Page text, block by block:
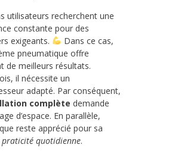
utilisateurs recherchent une
constante pour des
exigeants.
Dans ce cas,
pneumatique offre
de meilleurs résultats.
il nécessite un
adapté. Par conséquent,
complète demande
d’espace. En parallèle,
reste apprécié pour sa
praticité quotidienne.